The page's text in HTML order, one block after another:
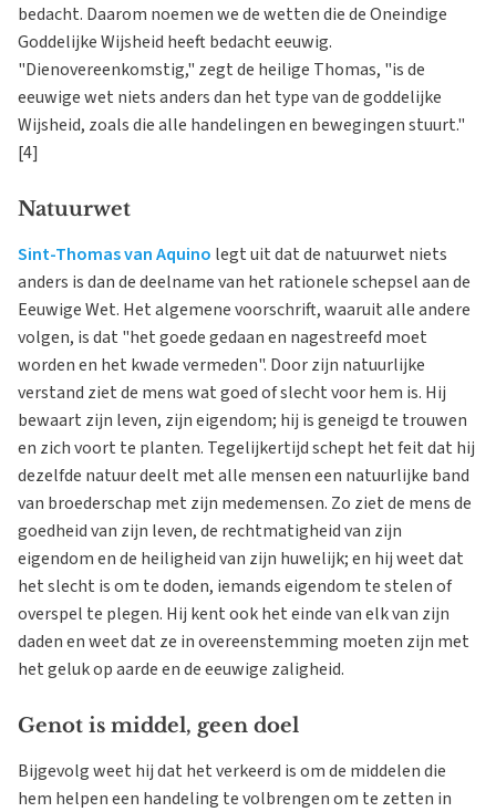
bedacht. Daarom noemen we de wetten die de Oneindige
Goddelijke Wijsheid heeft bedacht eeuwig.
"Dienovereenkomstig," zegt de heilige Thomas, "is de
eeuwige wet niets anders dan het type van de goddelijke
Wijsheid, zoals die alle handelingen en bewegingen stuurt."
[4]
Natuurwet
Sint-Thomas van Aquino legt uit dat de natuurwet niets
anders is dan de deelname van het rationele schepsel aan de
Eeuwige Wet. Het algemene voorschrift, waaruit alle andere
volgen, is dat "het goede gedaan en nagestreefd moet
worden en het kwade vermeden". Door zijn natuurlijke
verstand ziet de mens wat goed of slecht voor hem is. Hij
bewaart zijn leven, zijn eigendom; hij is geneigd te trouwen
en zich voort te planten. Tegelijkertijd schept het feit dat hij
dezelfde natuur deelt met alle mensen een natuurlijke band
van broederschap met zijn medemensen. Zo ziet de mens de
goedheid van zijn leven, de rechtmatigheid van zijn
eigendom en de heiligheid van zijn huwelijk; en hij weet dat
het slecht is om te doden, iemands eigendom te stelen of
overspel te plegen. Hij kent ook het einde van elk van zijn
daden en weet dat ze in overeenstemming moeten zijn met
het geluk op aarde en de eeuwige zaligheid.
Genot is middel, geen doel
Bijgevolg weet hij dat het verkeerd is om de middelen die
hem helpen een handeling te volbrengen om te zetten in